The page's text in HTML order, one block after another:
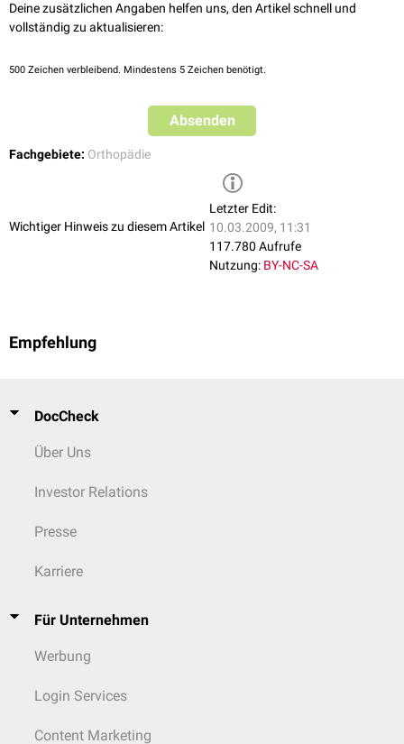
Deine zusätzlichen Angaben helfen uns, den Artikel schnell und
vollständig zu aktualisieren:
500 Zeichen verbleibend. Mindestens 5 Zeichen benötigt.
Absenden
Fachgebiete: Orthopädie
Wichtiger Hinweis zu diesem Artikel
Letzter Edit:
10.03.2009, 11:31
117.780 Aufrufe
Nutzung: BY-NC-SA
Empfehlung
DocCheck
Über Uns
Investor Relations
Presse
Karriere
Für Unternehmen
Werbung
Login Services
Content Marketing